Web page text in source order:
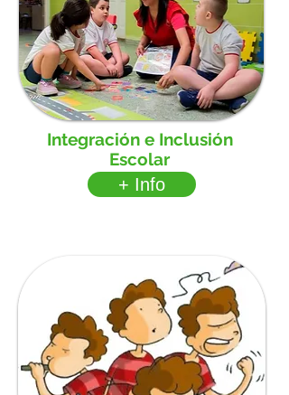
Integración e Inclusión
Escolar
+ Info